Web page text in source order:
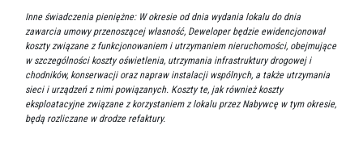
Inne świadczenia pieniężne: W okresie od dnia wydania lokalu do dnia
zawarcia umowy przenoszącej własność, Deweloper będzie ewidencjonował
koszty związane z funkcjonowaniem i utrzymaniem nieruchomości, obejmujące
w szczególności koszty oświetlenia, utrzymania infrastruktury drogowej i
chodników, konserwacji oraz napraw instalacji wspólnych, a także utrzymania
sieci i urządzeń z nimi powiązanych. Koszty te, jak również koszty
eksploatacyjne związane z korzystaniem z lokalu przez Nabywcę w tym okresie,
będą rozliczane w drodze refaktury.